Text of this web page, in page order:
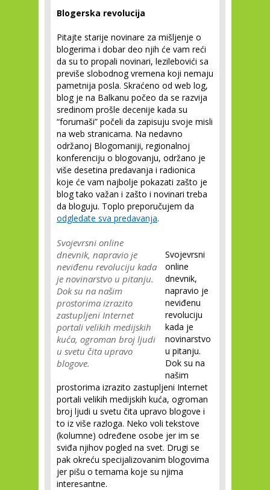
Blogerska revolucija
Pitajte starije novinare za mišljenje o
blogerima i dobar deo njih će vam reći
da su to propali novinari, lezilebovići sa
previše slobodnog vremena koji nemaju
pametnija posla. Skraćeno od web log,
blog je na Balkanu počeo da se razvija
sredinom prošle decenije kada su
“forumaši” počeli da zapisuju svoje misli
na web stranicama. Na nedavno
održanoj Blogomaniji, regionalnoj
konferenciju o blogovanju, održano je
više desetina predavanja i radionica
koje će vam najbolje pokazati zašto je
blog tako važan i zašto i novinari treba
da bloguju. Toplo preporučujem da
odgledate sva predavanja.
Svojevrsni online
dnevnik, napravio je
neviđenu revoluciju kada
je novinarstvo u pitanju.
Dok su na našim
prostorima izrazito
zastupljeni Internet
portali velikih medijskih
kuća, ogroman broj ljudi
u svetu čita upravo
blogove.
Svojevrsni
online
dnevnik,
napravio je
neviđenu
revoluciju
kada je
novinarstvo
u pitanju.
Dok su na
našim
prostorima izrazito zastupljeni Internet
portali velikih medijskih kuća, ogroman
broj ljudi u svetu čita upravo blogove i
to iz više razloga. Neko voli tekstove
(kolumne) određene osobe jer im se
sviđa njihov pogled na svet. Drugi se
pak okreću specijalizovanim blogovima
jer pišu o temama koje su njima
interesantne.